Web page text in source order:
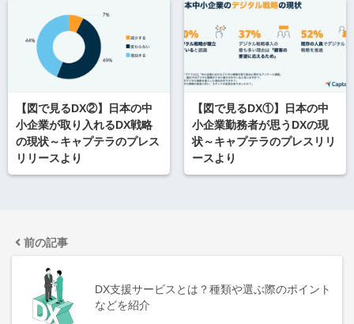
【図で見るDX②】日本の中
小企業が取り入れるDX戦略
の現状～キャプテラのプレス
リリースより
【図で見るDX①】日本の中
小企業勤務者が思うDXの現
状～キャプテラのプレスリリ
ースより
前の記事
DX支援サービスとは？種類や選ぶ際のポイント
などを紹介